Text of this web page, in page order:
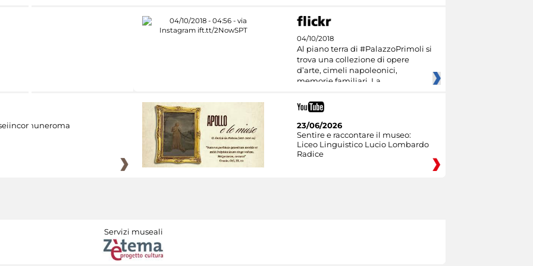
04/10/2018
Al piano terra di #PalazzoPrimoli si
trova una collezione di opere
d’arte, cimeli napoleonici,
memorie familiari. La
23/06/2026
Sentire e raccontare il museo:
Liceo Linguistico Lucio Lombardo
Radice
Servizi museali